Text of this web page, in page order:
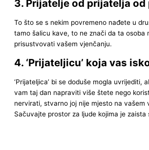
3. Prijatelje od prijatelja
To što se s nekim povremeno nađete u
tamo šalicu kave, to ne znači da ta osoba
prisustvovati vašem vjenčanju.
4. ‘Prijateljicu’ koja vas
‘Prijateljica’ bi se doduše mogla uvrijediti,
vam taj dan napraviti više štete nego
nervirati, stvarno joj nije mjesto na vašem
Sačuvajte prostor za ljude kojima je zaista